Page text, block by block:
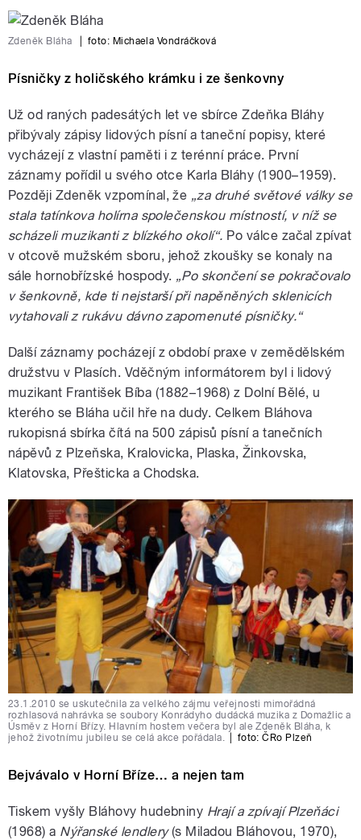
Zdeněk Bláha foto: Michaela Vondráčková
Písničky z holičského krámku i ze šenkovny
Už od raných padesátých let ve sbírce Zdeňka Bláhy
přibývaly zápisy lidových písní a taneční popisy, které
vycházejí z vlastní paměti i z terénní práce. První
záznamy pořídil u svého otce Karla Bláhy (1900–1959).
Později Zdeněk vzpomínal, že „za druhé světové války se
stala tatínkova holírna společenskou místností, v níž se
scházeli muzikanti z blízkého okolí“. Po válce začal zpívat
v otcově mužském sboru, jehož zkoušky se konaly na
sále hornobřízské hospody. „Po skončení se pokračovalo
v šenkovně, kde ti nejstarší při napěněných sklenicích
vytahovali z rukávu dávno zapomenuté písničky.“
Další záznamy pocházejí z období praxe v zemědělském
družstvu v Plasích. Vděčným informátorem byl i lidový
muzikant František Bíba (1882–1968) z Dolní Bělé, u
kterého se Bláha učil hře na dudy. Celkem Bláhova
rukopisná sbírka čítá na 500 zápisů písní a tanečních
nápěvů z Plzeňska, Kralovicka, Plaska, Žinkovska,
Klatovska, Přešticka a Chodska.
23.1.2010 se uskutečnila za velkého zájmu veřejnosti mimořádná
rozhlasová nahrávka se soubory Konrádyho dudácká muzika z Domažlic a
Úsměv z Horní Břízy. Hlavním hostem večera byl ale Zdeněk Bláha, k
jehož životnímu jubileu se celá akce pořádala.
foto: ČRo Plzeň
Bejvávalo v Horní Bříze… a nejen tam
Tiskem vyšly Bláhovy hudebniny Hrají a zpívají Plzeňáci
(1968) a Nýřanské lendlery(s Miladou Bláhovou, 1970),